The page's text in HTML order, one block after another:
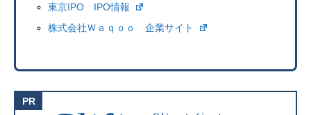
東京IPO IPO情報
株式会社Ｗａｑｏｏ 企業サイト